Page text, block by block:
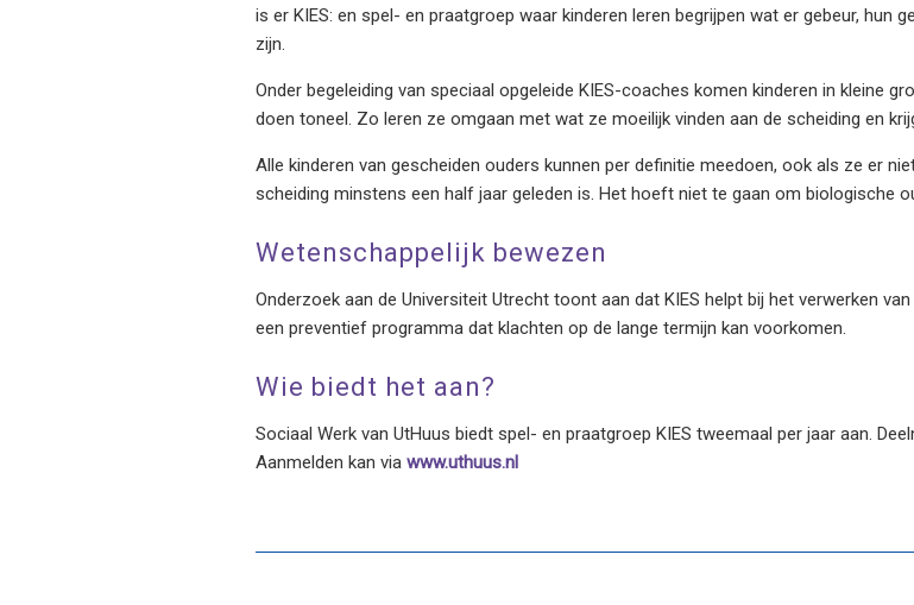
is er KIES: en spel- en praatgroep waar kinderen leren begrijpen wat er gebeur, hun
zijn.
Onder begeleiding van speciaal opgeleide KIES-coaches komen kinderen in kleine
doen toneel. Zo leren ze omgaan met wat ze moeilijk vinden aan de scheiding en
Alle kinderen van gescheiden ouders kunnen per definitie meedoen, ook als ze er
scheiding minstens een half jaar geleden is. Het hoeft niet te gaan om biologische
Wetenschappelijk bewezen
Onderzoek aan de Universiteit Utrecht toont aan dat KIES helpt bij het verwerken
een preventief programma dat klachten op de lange termijn kan voorkomen.
Wie biedt het aan?
Sociaal Werk van UtHuus biedt spel- en praatgroep KIES tweemaal per jaar aan.
Aanmelden kan via www.uthuus.nl